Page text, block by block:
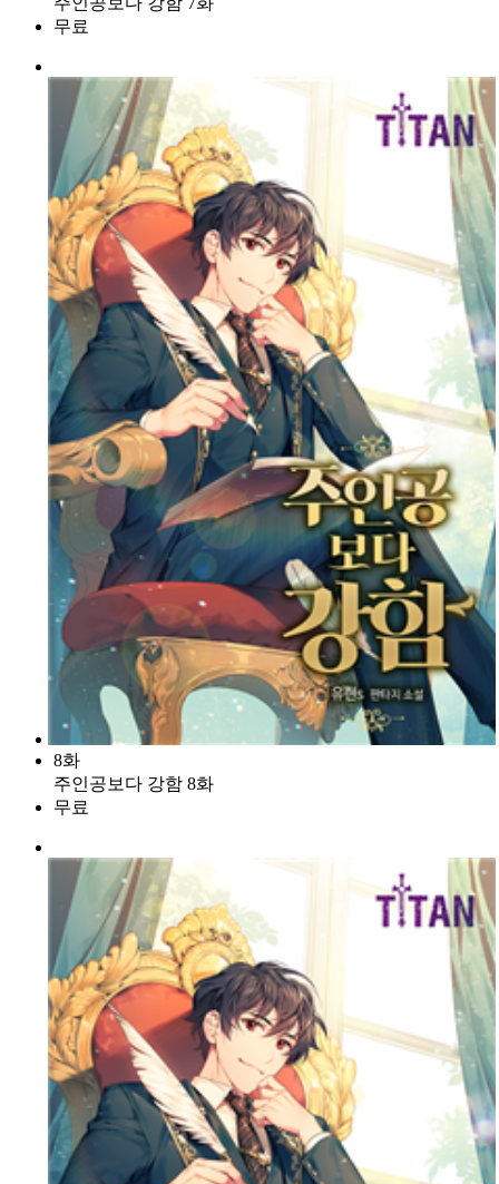
무료
8화
주인공보다 강함 8화
무료